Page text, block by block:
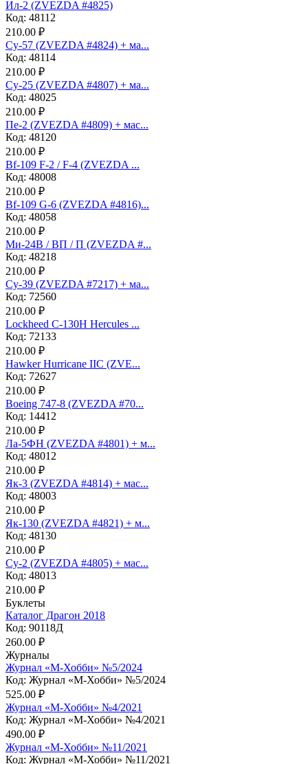
Ил-2 (ZVEZDA #4825)
Код: 48112
210.00 ₽
Су-57 (ZVEZDA #4824) + ма...
Код: 48114
210.00 ₽
Су-25 (ZVEZDA #4807) + ма...
Код: 48025
210.00 ₽
Пе-2 (ZVEZDA #4809) + мас...
Код: 48120
210.00 ₽
Bf-109 F-2 / F-4 (ZVEZDA ...
Код: 48008
210.00 ₽
Bf-109 G-6 (ZVEZDA #4816)...
Код: 48058
210.00 ₽
Ми-24В / ВП / П (ZVEZDA #...
Код: 48218
210.00 ₽
Су-39 (ZVEZDA #7217) + ма...
Код: 72560
210.00 ₽
Lockheed C-130H Hercules ...
Код: 72133
210.00 ₽
Hawker Hurricane IIC (ZVE...
Код: 72627
210.00 ₽
Boeing 747-8 (ZVEZDA #70...
Код: 14412
210.00 ₽
Ла-5ФН (ZVEZDA #4801) + м...
Код: 48012
210.00 ₽
Як-3 (ZVEZDA #4814) + мас...
Код: 48003
210.00 ₽
Як-130 (ZVEZDA #4821) + м...
Код: 48130
210.00 ₽
Су-2 (ZVEZDA #4805) + мас...
Код: 48013
210.00 ₽
Буклеты
Каталог Драгон 2018
Код: 90118Д
260.00 ₽
Журналы
Журнал «М-Хобби» №5/2024
Код: Журнал «М-Хобби» №5/2024
525.00 ₽
Журнал «М-Хобби» №4/2021
Код: Журнал «М-Хобби» №4/2021
490.00 ₽
Журнал «М-Хобби» №11/2021
Код: Журнал «М-Хобби» №11/2021